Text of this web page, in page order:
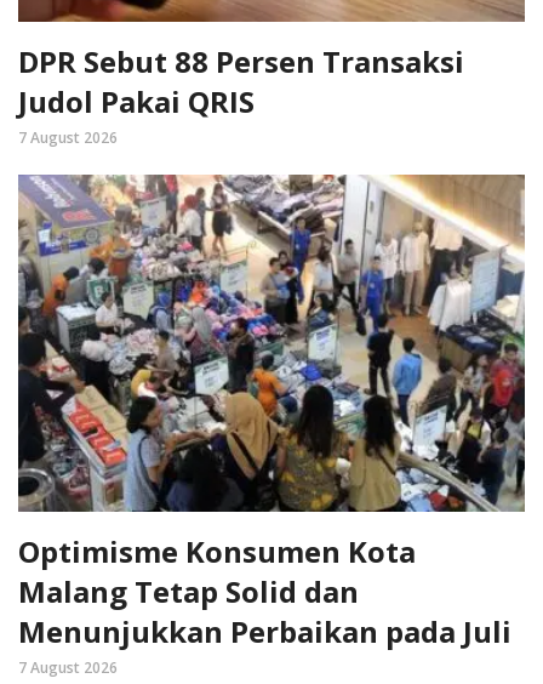
DPR Sebut 88 Persen Transaksi
Judol Pakai QRIS
7 August 2026
Optimisme Konsumen Kota
Malang Tetap Solid dan
Menunjukkan Perbaikan pada Juli
7 August 2026